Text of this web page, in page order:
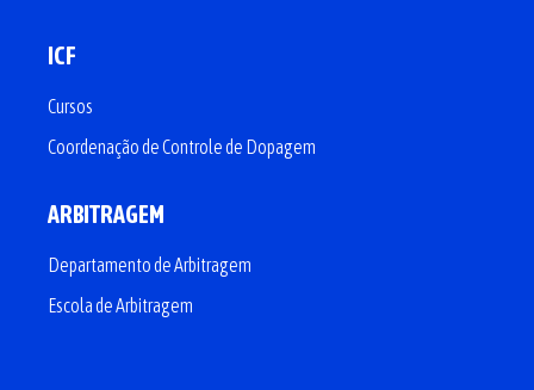
ICF
Cursos
Coordenação de Controle de Dopagem
ARBITRAGEM
Departamento de Arbitragem
Escola de Arbitragem